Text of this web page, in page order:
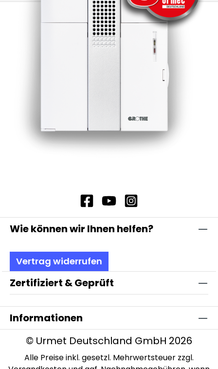
Wie können wir Ihnen helfen?
Vertrag widerrufen
Zertifiziert & Geprüft
Informationen
© Urmet Deutschland GmbH 2026
Alle Preise inkl. gesetzl. Mehrwertsteuer zzgl.